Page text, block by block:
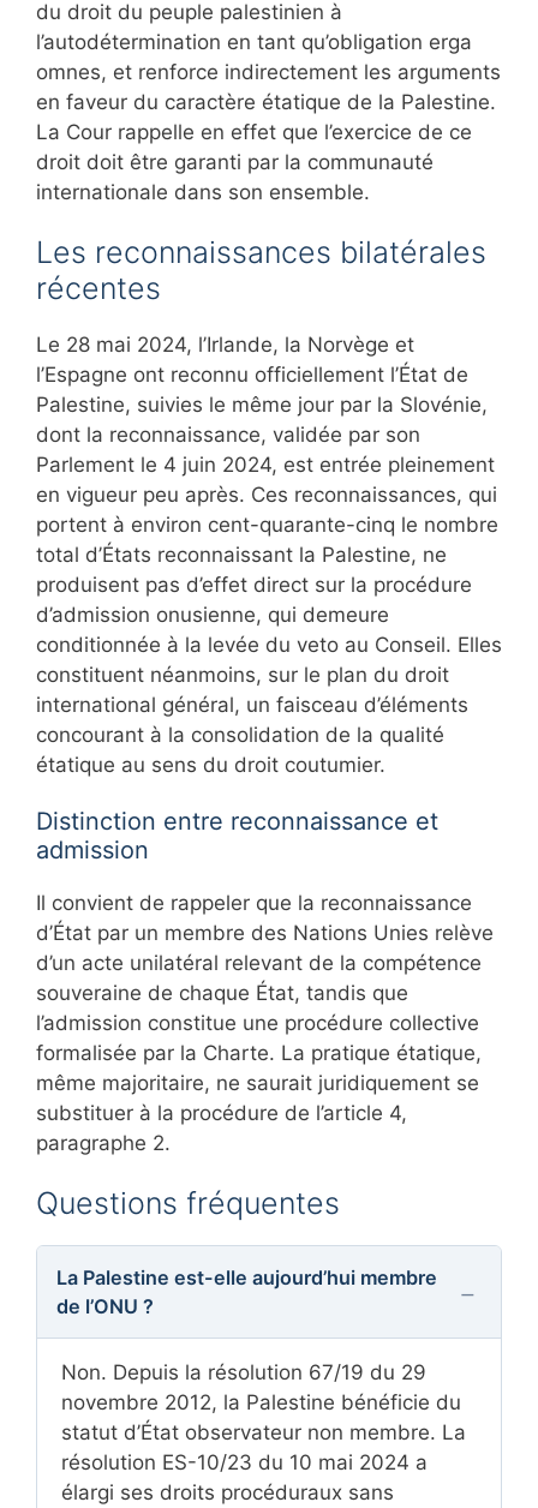
du droit du peuple palestinien à
l’autodétermination en tant qu’obligation erga
omnes, et renforce indirectement les arguments
en faveur du caractère étatique de la Palestine.
La Cour rappelle en effet que l’exercice de ce
droit doit être garanti par la communauté
internationale dans son ensemble.
Les reconnaissances bilatérales
récentes
Le 28 mai 2024, l’Irlande, la Norvège et
l’Espagne ont reconnu officiellement l’État de
Palestine, suivies le même jour par la Slovénie,
dont la reconnaissance, validée par son
Parlement le 4 juin 2024, est entrée pleinement
en vigueur peu après. Ces reconnaissances, qui
portent à environ cent-quarante-cinq le nombre
total d’États reconnaissant la Palestine, ne
produisent pas d’effet direct sur la procédure
d’admission onusienne, qui demeure
conditionnée à la levée du veto au Conseil. Elles
constituent néanmoins, sur le plan du droit
international général, un faisceau d’éléments
concourant à la consolidation de la qualité
étatique au sens du droit coutumier.
Distinction entre reconnaissance et
admission
Il convient de rappeler que la reconnaissance
d’État par un membre des Nations Unies relève
d’un acte unilatéral relevant de la compétence
souveraine de chaque État, tandis que
l’admission constitue une procédure collective
formalisée par la Charte. La pratique étatique,
même majoritaire, ne saurait juridiquement se
substituer à la procédure de l’article 4,
paragraphe 2.
Questions fréquentes
La Palestine est-elle aujourd’hui membre
de l’ONU ?
Non. Depuis la résolution 67/19 du 29
novembre 2012, la Palestine bénéficie du
statut d’État observateur non membre. La
résolution ES-10/23 du 10 mai 2024 a
élargi ses droits procéduraux sans